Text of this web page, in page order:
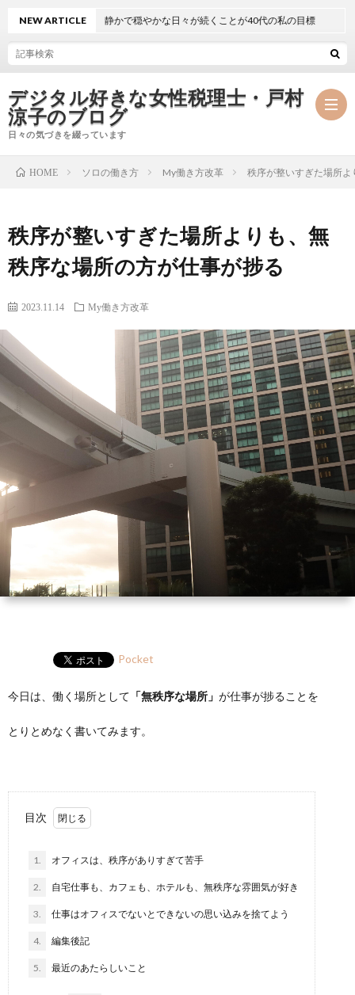
デジタル好きな女性税理士・戸村
涼子のブログ
日々の気づきを綴っています
ー
ル
HP
マ
ガ
筆
セ
ミ
ナ
ー・
NEW ARTICLE静かで穏やかな日々が続くことが40代の私の目標
HOME ソロの働き方 My働き方改革 秩序が整いすぎた場所
秩序が整いすぎた場所よりも、無
秩序な場所の方が仕事が捗る
2023.11.14 My働き方改革
Pocket
今日は、働く場所として 「無秩序な場所」 が仕事が捗ることを
とりとめなく書いてみます。
目次
1. オフィスは、秩序がありすぎて苦手
2. 自宅仕事も、カフェも、ホテルも、無秩序な雰囲気が好き
3. 仕事はオフィスでないとできないの思い込みを捨てよう
4. 編集後記
5. 最近のあたらしいこと